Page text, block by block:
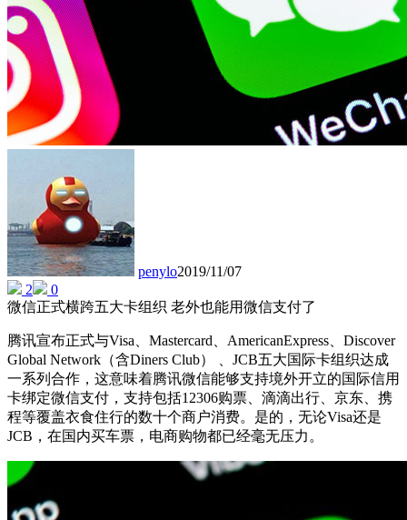
penylo2019/11/07
2
0
微信正式横跨五大卡组织 老外也能用微信支付了
腾讯宣布正式与Visa、Mastercard、AmericanExpress、Discover
Global Network（含Diners Club） 、JCB五大国际卡组织达成
一系列合作，这意味着腾讯微信能够支持境外开立的国际信用
卡绑定微信支付，支持包括12306购票、滴滴出行、京东、携
程等覆盖衣食住行的数十个商户消费。是的，无论Visa还是
JCB，在国内买车票，电商购物都已经毫无压力。